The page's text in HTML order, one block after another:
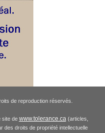
de reproduction réservés.
site de www.tolerance.ca(articles,
des droits de propriété intellectuelle